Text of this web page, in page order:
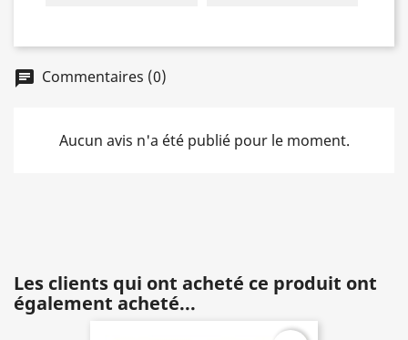
chat Commentaires (0)
Aucun avis n'a été publié pour le moment.
Les clients qui ont acheté ce produit ont
également acheté...